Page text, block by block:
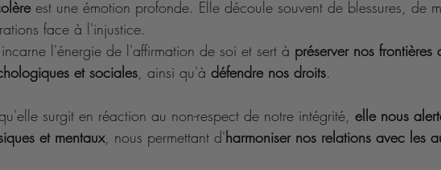
est une émotion profonde. Elle découle souvent de blessures, de
face à l'injustice.
l'énergie de l'affirmation de soi et sert à préserver nos frontières
et sociales, ainsi qu'à défendre nos droits.
surgit en réaction au non-respect de notre intégrité, elle nous
et mentaux, nous permettant d'harmoniser nos relations avec les